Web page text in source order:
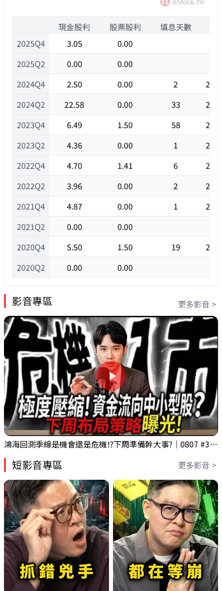
2025Q4
2025Q2
2024Q4
2024Q2
2023Q4
2023Q2
2022Q4
2022Q2
2021Q4
2021Q2
2020Q4
2020Q2
現金股利 股票股利 填息天數
3.05
0.00
0.00
0.00
2.50
0.00 2
22.58
0.00 33
6.49
1.50 58
4.36
0.00 1
4.70
1.41 6
3.96
0.00 2
4.87
0.00 1
0.00
0.00
5.50
1.50 19
0.00
0.00
影音專區 更多影音 >
鴻海回測季線是機會還是危機!?下周準備幹大事?｜0807 #3661 #2317 #2317鴻海
短影音專區 更多影音 >